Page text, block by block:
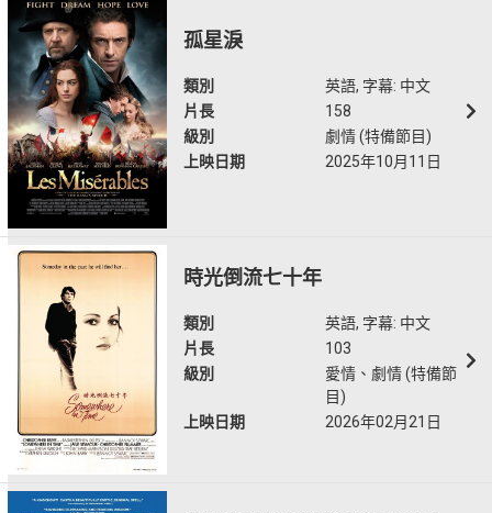
孤星淚
類別
英語, 字幕: 中文
片長
158
級別
劇情 (特備節目)
上映日期
2025年10月11日
時光倒流七十年
類別
英語, 字幕: 中文
片長
103
級別
愛情、劇情 (特備節
目)
上映日期
2026年02月21日